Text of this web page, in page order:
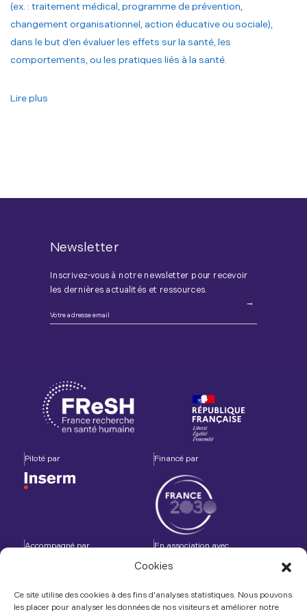
Cookies
Ce site utilise des cookies à des fins d'analyses statistiques. Nous pouvons
les placer pour analyser les données de nos visiteurs et améliorer notre
(ex. : traitement médical, programme de prévention,
changement organisationnel, action éducative ou sociale),
dans le but d’en évaluer les effets sur la santé, les
comportements, ou les pratiques liés à la santé.
Lire plus
Newsletter
Inscrivez-vous à notre newsletter pour recevoir
les dernières actualités et ressources.
Piloté par Financé par
Accompagné par En association avec